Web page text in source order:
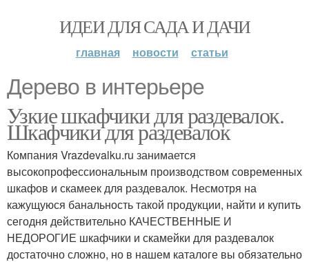
ИДЕИ ДЛЯ САДА И ДАЧИ
главная новости статьи
Дерево в интерьере
Узкие шкафчики для раздевалок.
Шкафчики для раздевалок
Компания Vrazdevalku.ru занимается
высокопрофессиональным производством современных
шкафов и скамеек для раздевалок. Несмотря на
кажущуюся банальность такой продукции, найти и купить
сегодня действительно КАЧЕСТВЕННЫЕ И
НЕДОРОГИЕ шкафчики и скамейки для раздевалок
достаточно сложно, но в нашем каталоге вы обязательно